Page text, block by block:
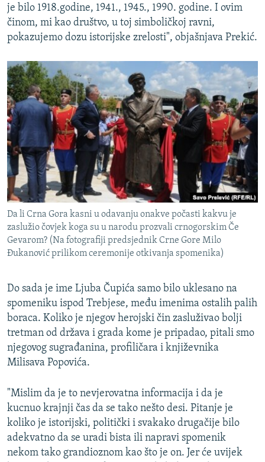
je bilo 1918.godine, 1941., 1945., 1990. godine. I ovim
činom, mi kao društvo, u toj simboličkoj ravni,
pokazujemo dozu istorijske zrelosti", objašnjava Prekić.
Da li Crna Gora kasni u odavanju onakve počasti kakvu je
zaslužio čovjek koga su u narodu prozvali crnogorskim Če
Gevarom? (Na fotografiji predsjednik Crne Gore Milo
Đukanović prilikom ceremonije otkivanja spomenika)
Do sada je ime Ljuba Čupića samo bilo uklesano na
spomeniku ispod Trebjese, među imenima ostalih palih
boraca. Koliko je njegov herojski čin zasluživao bolji
tretman od država i grada kome je pripadao, pitali smo
njegovog sugrađanina, profiličara i književnika
Milisava Popovića.
"Mislim da je to nevjerovatna informacija i da je
kucnuo krajnji čas da se tako nešto desi. Pitanje je
koliko je istorijski, politički i svakako drugačije bilo
adekvatno da se uradi bista ili napravi spomenik
nekom tako grandioznom kao što je on. Jer će uvijek